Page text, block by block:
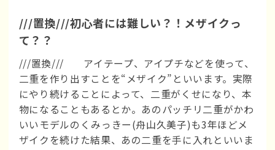
///置換///初心者には難しい？！メザイクっ
て？？
///置換/// アイテープ、アイプチなどを使って、
二重を作り出すことを“メザイク”といいます。実際
にやり続けることによって、二重がくせになり、本
物になることもあるとか。あのパッチリ二重がかわ
いいモデルのくみっきー(舟山久美子)も3年ほどメ
ザイクを続けた結果、あの二重を手に入れといいま